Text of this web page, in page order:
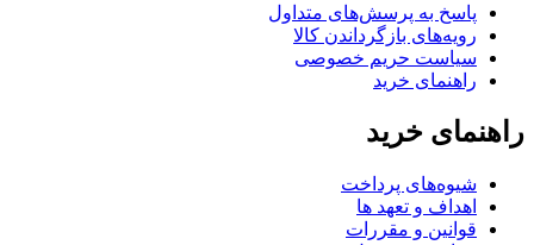
پاسخ به پرسش‌های متداول
رویه‌های بازگرداندن کالا
سیاست حریم خصوصی
راهنمای خرید
راهنمای خرید
شیوه‌های پرداخت
اهداف و تعهد ها
قوانین و مقررات